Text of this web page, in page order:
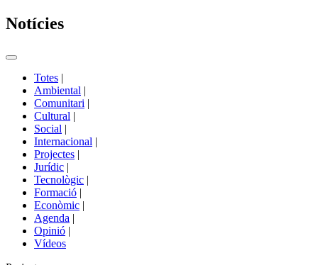
Notícies
Commutador
portals
Totes |
Ambiental |
Comunitari |
Cultural |
Social |
Internacional |
Projectes |
Jurídic |
Tecnològic |
Formació |
Econòmic |
Agenda |
Opinió |
Vídeos